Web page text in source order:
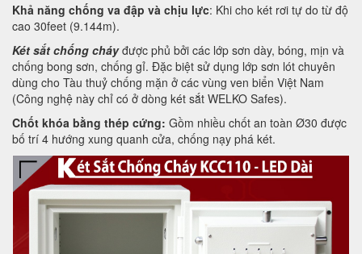
Khả năng chống va đập và chịu lực: Khi cho két rơi tự do từ độ
cao 30feet (9.144m).
Két sắt chống cháyđược phủ bởi các lớp sơn dày, bóng, mịn và
chống bong sơn, chống gỉ. Đặc biệt sử dụng lớp sơn lót chuyên
dùng cho Tàu thuỷ chống mặn ở các vùng ven biển Việt Nam
(Công nghệ này chỉ có ở dòng két sắt WELKO Safes).
Chốt khóa bằng thép cứng: Gồm nhiều chốt an toàn Ø30 được
bố trí 4 hướng xung quanh cửa, chống nạy phá két.